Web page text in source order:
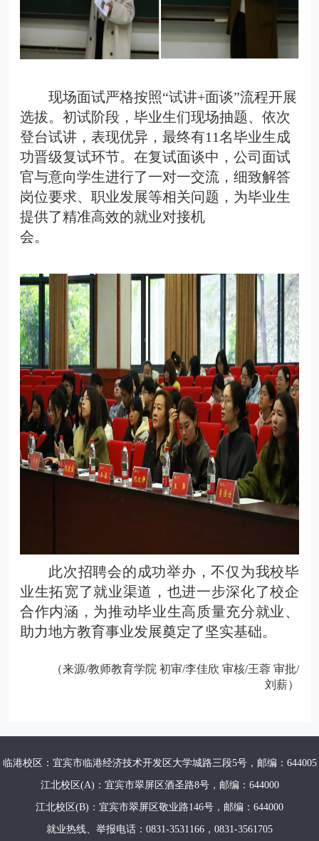
现场面试严格按照“试讲+面谈”流程开展
选拔。初试阶段，毕业生们现场抽题、依次
登台试讲，表现优异，最终有11名毕业生成
功晋级复试环节。在复试面谈中，公司面试
官与意向学生进行了一对一交流，细致解答
岗位要求、职业发展等相关问题，为毕业生
提供了精准高效的就业对接机
会。
此次招聘会的成功举办，不仅为我校毕
业生拓宽了就业渠道，也进一步深化了校企
合作内涵，为推动毕业生高质量充分就业、
助力地方教育事业发展奠定了坚实基础。
（来源/教师教育学院 初审/李佳欣 审核/王蓉 审批/
刘薪）
临港校区：宜宾市临港经济技术开发区大学城路三段5号，邮编：644005
江北校区(A)：宜宾市翠屏区酒圣路8号，邮编：644000
江北校区(B)：宜宾市翠屏区敬业路146号，邮编：644000
就业热线、举报电话：0831-3531166，0831-3561705